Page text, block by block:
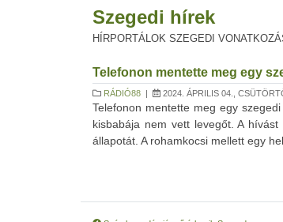
Szegedi hírek
HÍRPORTÁLOK SZEGEDI
Telefonon mentette meg egy
RÁDIÓ88 | 2024. ÁPRILIS 04.,
Telefonon mentette meg egy
kisbabája nem vett levegőt. A
állapotát. A rohamkocsi mellett egy